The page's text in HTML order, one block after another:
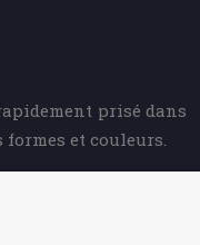
prisé dans
et couleurs.